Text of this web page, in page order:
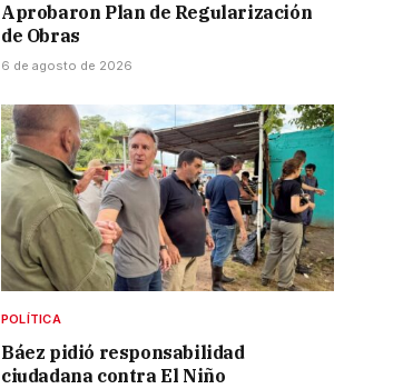
Aprobaron Plan de Regularización
de Obras
6 de agosto de 2026
POLÍTICA
Báez pidió responsabilidad
ciudadana contra El Niño